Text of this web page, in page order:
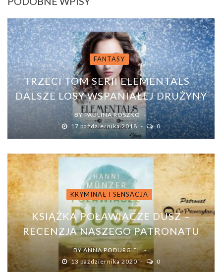
FANTASY
TRZECI TOM SERII ELEMENTALS –
DALSZE LOSY WSPANIAŁEJ DRUŻYNY
BYPAULINA ROSZKO
17 października 2018
0
KRYMINAŁ I SENSACJA
KSIĄŻKA POŁAWIACZE DUSZ –
RECENZJA NASZEGO PATRONATU
BYANNA PODURGIEL
13 października 2020
0